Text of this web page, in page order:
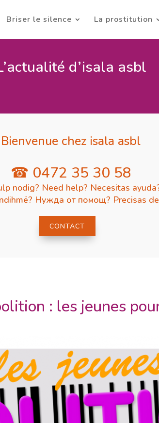
Briser le silence La prostitution
d’isala asbl
Bienvenue chez isala asbl
☎ 0472 35 30 58
nodig? Need help? Necesitas
Нужда от помощ? Precisas
CONTACT
: les jeunes